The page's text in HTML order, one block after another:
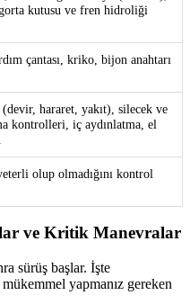
kutusu ve fren hidroliği
çantası, kriko, bijon anahtarı
hararet, yakıt), silecek ve
kontrolleri, iç aydınlatma, el
olup olmadığını kontrol
ve Kritik Manevralar
sürüş başlar. İşte
yapmanız gereken